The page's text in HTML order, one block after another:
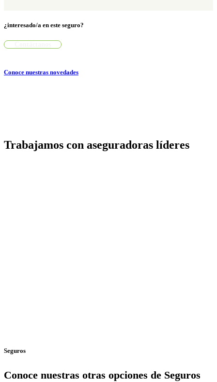
¿interesado/a en este seguro?
Conoce nuestras novedades
Trabajamos con aseguradoras líderes
Seguros
Conoce nuestras otras opciones de Seguros